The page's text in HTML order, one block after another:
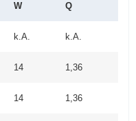
W Q
k.A. k.A.
14 1,36
14 1,36